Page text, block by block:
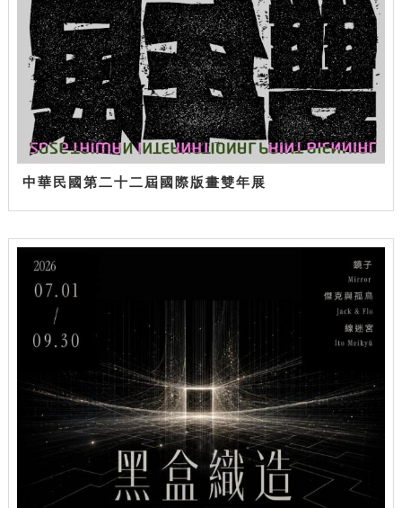
中華民國第二十二屆國際版畫雙年展